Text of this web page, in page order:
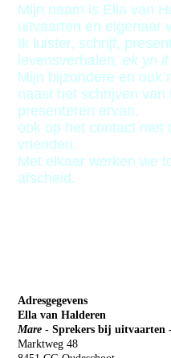
Mijn naam is Ella van
uitvaarten en eigenaar
Ik luister, schrijf,
levensverhalen, ek yn
Mijn bijzondere en ook
naast het schrijven
presenteren ervan,
ook op het contact met
vrienden.
Met elkaar werken we
afscheid.
Adresgegevens
Ella van Halderen
Mare - Sprekers bij uitvaarten
Marktweg 48